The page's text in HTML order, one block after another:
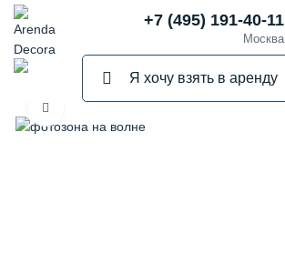
+7 (495) 191-40-11
Москва